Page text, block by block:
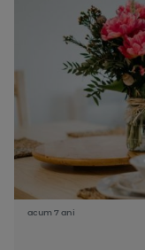
acum 7 ani